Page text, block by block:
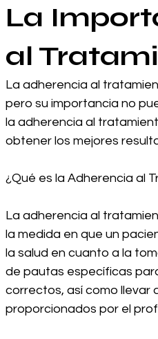
La
al
La adherencia al
pero su importancia no
la adherencia al
obtener los mejores
¿Qué es la Adherencia al
La adherencia al
la medida en que un
la salud en cuanto a la
de pautas específicas
correctos, así como llevar
proporcionados por el